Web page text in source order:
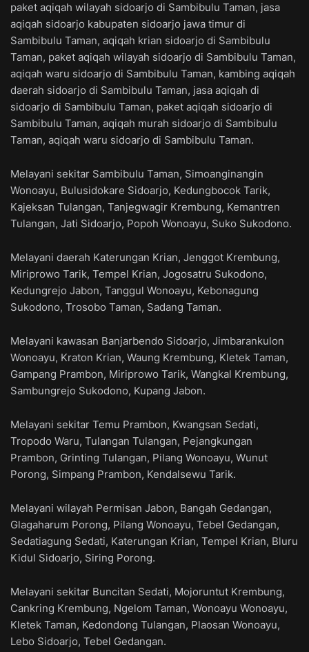
paket aqiqah wilayah sidoarjo di Sambibulu Taman, jasa
aqiqah sidoarjo kabupaten sidoarjo jawa timur di
Sambibulu Taman, aqiqah krian sidoarjo di Sambibulu
Taman, paket aqiqah wilayah sidoarjo di Sambibulu Taman,
aqiqah waru sidoarjo di Sambibulu Taman, kambing aqiqah
daerah sidoarjo di Sambibulu Taman, jasa aqiqah di
sidoarjo di Sambibulu Taman, paket aqiqah sidoarjo di
Sambibulu Taman, aqiqah murah sidoarjo di Sambibulu
Taman, aqiqah waru sidoarjo di Sambibulu Taman.
Melayani sekitar Sambibulu Taman, Simoanginangin
Wonoayu, Bulusidokare Sidoarjo, Kedungbocok Tarik,
Kajeksan Tulangan, Tanjegwagir Krembung, Kemantren
Tulangan, Jati Sidoarjo, Popoh Wonoayu, Suko Sukodono.
Melayani daerah Katerungan Krian, Jenggot Krembung,
Miriprowo Tarik, Tempel Krian, Jogosatru Sukodono,
Kedungrejo Jabon, Tanggul Wonoayu, Kebonagung
Sukodono, Trosobo Taman, Sadang Taman.
Melayani kawasan Banjarbendo Sidoarjo, Jimbarankulon
Wonoayu, Kraton Krian, Waung Krembung, Kletek Taman,
Gampang Prambon, Miriprowo Tarik, Wangkal Krembung,
Sambungrejo Sukodono, Kupang Jabon.
Melayani sekitar Temu Prambon, Kwangsan Sedati,
Tropodo Waru, Tulangan Tulangan, Pejangkungan
Prambon, Grinting Tulangan, Pilang Wonoayu, Wunut
Porong, Simpang Prambon, Kendalsewu Tarik.
Melayani wilayah Permisan Jabon, Bangah Gedangan,
Glagaharum Porong, Pilang Wonoayu, Tebel Gedangan,
Sedatiagung Sedati, Katerungan Krian, Tempel Krian, Bluru
Kidul Sidoarjo, Siring Porong.
Melayani sekitar Buncitan Sedati, Mojoruntut Krembung,
Cankring Krembung, Ngelom Taman, Wonoayu Wonoayu,
Kletek Taman, Kedondong Tulangan, Plaosan Wonoayu,
Lebo Sidoarjo, Tebel Gedangan.